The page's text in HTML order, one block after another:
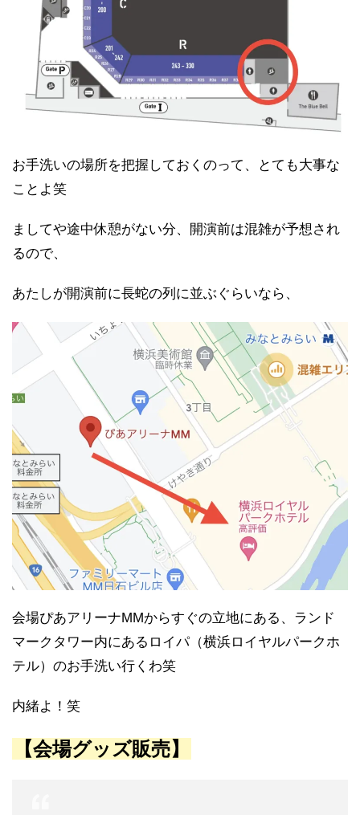
お手洗いの場所を把握しておくのって、とても大事な
ことよ笑
ましてや途中休憩がない分、開演前は混雑が予想され
るので、
あたしが開演前に長蛇の列に並ぶぐらいなら、
会場ぴあアリーナMMからすぐの立地にある、ランド
マークタワー内にあるロイパ（横浜ロイヤルパークホ
テル）のお手洗い行くわ笑
内緒よ！笑
【会場グッズ販売】